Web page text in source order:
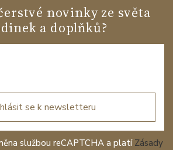
novinky ze světa
a doplňků?
se k newsletteru
službou reCAPTCHA a platí Zásady